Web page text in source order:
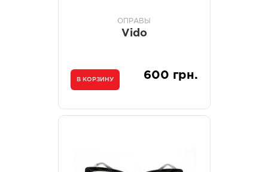
ОПРАВЫ
Vido
В КОРЗИНУ 600 грн.